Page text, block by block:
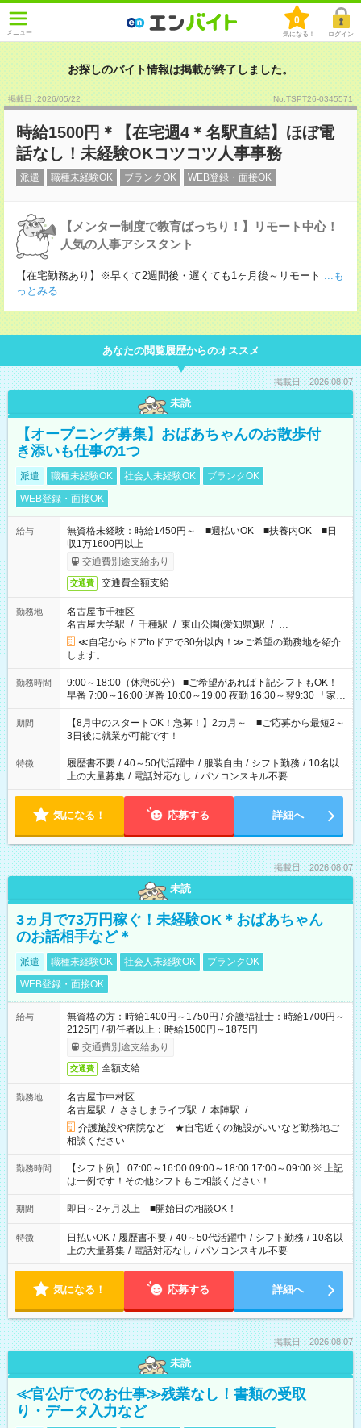
メニュー
0
気になる！ ログイン
お探しのバイト情報は掲載が終了しました。
掲載日 :2026/05/22 No.TSPT26-0345571
時給1500円＊【在宅週4＊名駅直結】ほぼ電
話なし！未経験OKコツコツ人事事務
派遣 職種未経験OK ブランクOK WEB登録・面接OK
【メンター制度で教育ばっちり！】リモート中心！
人気の人事アシスタント
【在宅勤務あり】※早くて2週間後・遅くても1ヶ月後～リモート ...も
っとみる
あなたの閲覧履歴からのオススメ
掲載日：2026.08.07
未読
【オープニング募集】おばあちゃんのお散歩付
き添いも仕事の1つ
派遣 職種未経験OK 社会人未経験OK
ブランクOK
WEB登録・面接OK
給与
無資格未経験：時給1450円～ ■週払いOK ■扶養内OK ■日
収1万1600円以上
交通費別途支給あり
交通費 交通費全額支給
勤務地
名古屋市千種区
名古屋大学駅 / 千種駅 / 東山公園(愛知県)駅 / …
≪自宅からドアtoドアで30分以内！≫ご希望の勤務地を紹介
します。
勤務時間
9:00～18:00（休憩60分） ■ご希望があれば下記シフトもOK！
早番 7:00～16:00 遅番 10:00～19:00 夜勤 16:30～翌9:30 「家族
と休みを合わせたい」 「余裕を持って夕飯の準備がしたい」
「できれば残業はしたくない」 など、ご希望を教えてください
ね。 ※Wワーク希望の方へ 今ご覧のお仕事で希望する勤務時間
と、もう1つのお仕事の勤務時間。 合計で週40時間を超える場
合は応募できません。
期間
【8月中のスタートOK！急募！】2カ月～ ■ご応募から最短2～
3日後に就業が可能です！
特徴 履歴書不要 / 40～50代活躍中 / 服装自由 / シフト勤務 / 10名以
上の大量募集 / 電話対応なし / パソコンスキル不要
気になる！ 応募する 詳細へ
掲載日：2026.08.07
未読
3ヵ月で73万円稼ぐ！未経験OK＊おばあちゃん
のお話相手など＊
派遣 職種未経験OK 社会人未経験OK
ブランクOK
WEB登録・面接OK
給与
無資格の方：時給1400円～1750円 / 介護福祉士：時給1700円～
2125円 / 初任者以上：時給1500円～1875円
交通費別途支給あり
交通費 全額支給
勤務地
名古屋市中村区
名古屋駅 / ささしまライブ駅 / 本陣駅 / …
介護施設や病院など ★自宅近くの施設がいいなど勤務地ご
相談ください
勤務時間
【シフト例】 07:00～16:00 09:00～18:00 17:00～09:00 ※ 上記
は一例です！その他シフトもご相談ください！
期間 即日～2ヶ月以上 ■開始日の相談OK！
特徴 日払いOK / 履歴書不要 / 40～50代活躍中 / シフト勤務 / 10名以
上の大量募集 / 電話対応なし / パソコンスキル不要
気になる！ 応募する 詳細へ
掲載日：2026.08.07
未読
≪官公庁でのお仕事≫残業なし！書類の受取
り・データ入力など